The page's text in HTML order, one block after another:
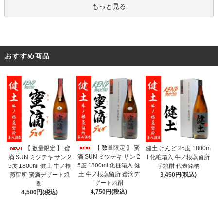
もっと見る
おすすめ商品
【 数量限定 】 蜜
滴 SUN ミツテキ サン 2
5度 1800ml 健土 牛ノ根
蒸留所 蜜滴デザート焼
酎
4,500円(税込)
【 数量限定 】 蜜
滴 SUN ミツテキ サン 2
5度 1800ml 化粧箱入 健
土 牛ノ根蒸留所 蜜滴デ
ザート焼酎
4,750円(税込)
健土 けんど 25度 1800m
l 化粧箱入 牛ノ根蒸留所
芋焼酎 代表銘柄
3,450円(税込)